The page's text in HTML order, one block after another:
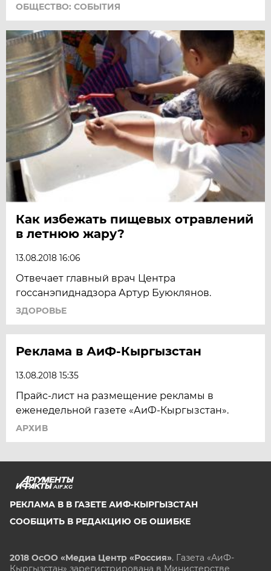
ОБЩЕСТВО: СОБЫТИЯ
Как избежать пищевых отравлений
в летнюю жару?
13.08.2018 16:06
Отвечает главный врач Центра
госсанэпиднадзора Артур Буюклянов.
ЗДОРОВЬЕ
Реклама в АиФ-Кыргызстан
13.08.2018 15:35
Прайс-лист на размещение рекламы в
еженедельной газете «АиФ-Кыргызстан».
АРХИВ
AIF.KG
РЕКЛАМА В В ГАЗЕТЕ АИФ-КЫРГЫЗСТАН
СООБЩИТЬ В РЕДАКЦИЮ ОБ ОШИБКЕ
2018 ОсОО «Медиа Центр «Россия». Газета «АиФ-
Кыргызстан» зарегистрирована в Министерстве